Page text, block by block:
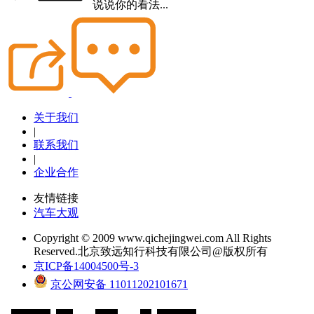
说说你的看法...
关于我们
|
联系我们
|
企业合作
友情链接
汽车大观
Copyright © 2009 www.qichejingwei.com All Rights
Reserved.北京致远知行科技有限公司@版权所有
京ICP备14004500号-3
京公网安备 11011202101671